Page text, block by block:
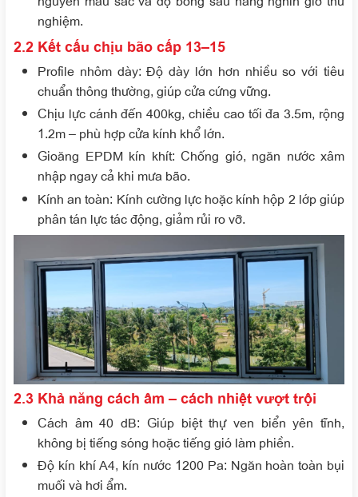
nghiệm.
2.2 Kết cấu chịu bão cấp 13–15
Profile nhôm dày: Độ dày lớn hơn nhiều so với tiêu
chuẩn thông thường, giúp cửa cứng vững.
Chịu lực cánh đến 400kg, chiều cao tối đa 3.5m, rộng
1.2m – phù hợp cửa kính khổ lớn.
Gioăng EPDM kín khít: Chống gió, ngăn nước xâm
nhập ngay cả khi mưa bão.
Kính an toàn: Kính cường lực hoặc kính hộp 2 lớp giúp
phân tán lực tác động, giảm rủi ro vỡ.
2.3 Khả năng cách âm – cách nhiệt vượt trội
Cách âm 40 dB: Giúp biệt thự ven biển yên tĩnh,
không bị tiếng sóng hoặc tiếng gió làm phiền.
Độ kín khí A4, kín nước 1200 Pa: Ngăn hoàn toàn bụi
muối và hơi ẩm.